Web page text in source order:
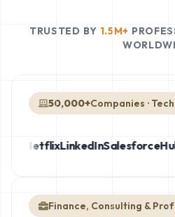
TRUSTED BY 1.5M+
50,000+Companies ·
NetflixLinkedInSalesforce
Finance, Consulting &